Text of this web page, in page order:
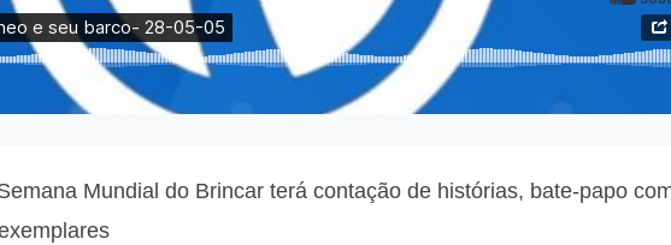
Mundial do Brincar terá contação de histórias, bate-papo